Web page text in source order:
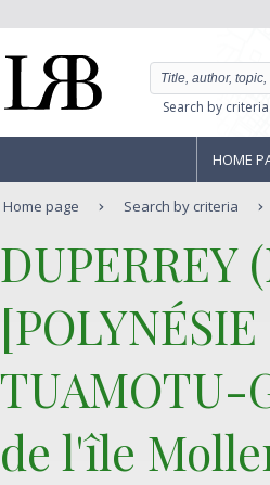
Search by criteria
HOME
Home page Search by criteria
TUAMOTU-
de l'île